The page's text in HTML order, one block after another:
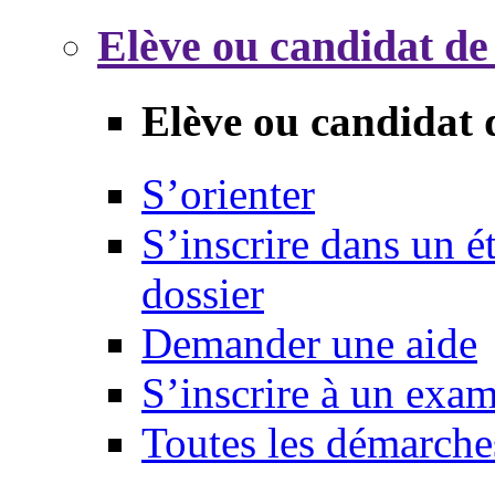
Elève ou candidat
Elève ou candidat
S’orienter
S’inscrire dans un
dossier
Demander une aide
S’inscrire à un
Toutes les